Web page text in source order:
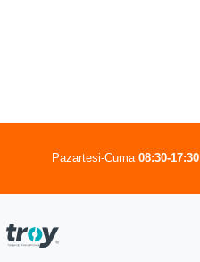
Pazartesi-Cuma 08:30-17:30